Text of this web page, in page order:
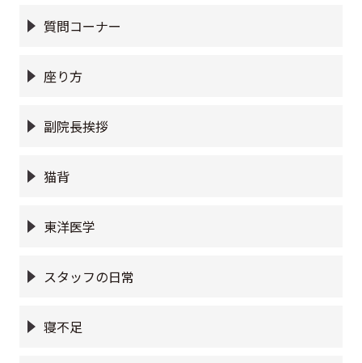
質問コーナー
座り方
副院長挨拶
猫背
東洋医学
スタッフの日常
寝不足